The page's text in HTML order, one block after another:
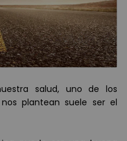
salud, uno de los
plantean suele ser el